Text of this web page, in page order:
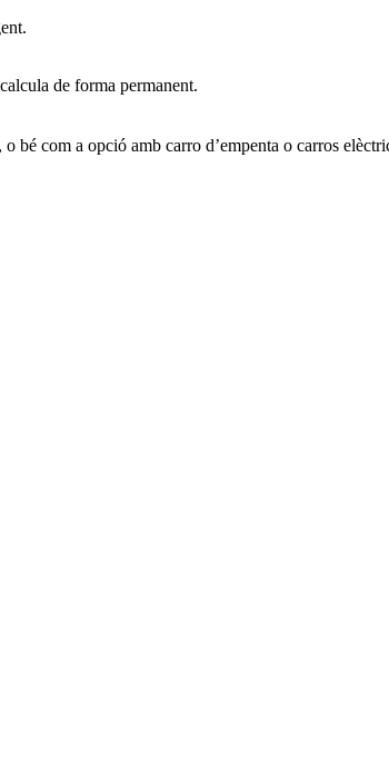
de forma permanent.
com a opció amb carro d’empenta o carros